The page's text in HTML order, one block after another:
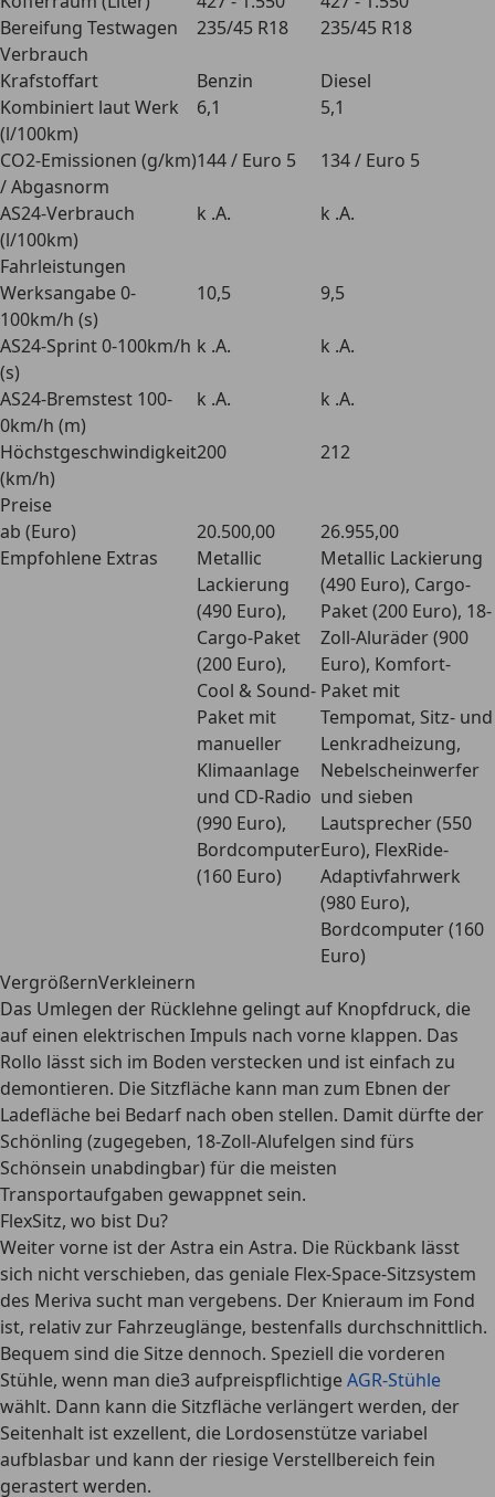
Bereifung Testwagen
235/45 R18
235/45 R18
Verbrauch
Krafstoffart
Benzin
Diesel
Kombiniert laut Werk
(l/100km)
6,1 5,1
CO2-Emissionen (g/km)
/ Abgasnorm
144 / Euro 5 134 / Euro 5
AS24-Verbrauch
(l/100km)
k .A. k .A.
Fahrleistungen
Werksangabe 0-
100km/h (s)
10,5 9,5
AS24-Sprint 0-100km/h
(s)
k .A. k .A.
AS24-Bremstest 100-
0km/h (m)
k .A. k .A.
Höchstgeschwindigkeit
(km/h)
200 212
Preise
ab (Euro)
20.500,00
26.955,00
Empfohlene Extras
Metallic
Lackierung
(490 Euro),
Cargo-Paket
(200 Euro),
Cool & Sound-
Paket mit
manueller
Klimaanlage
und CD-Radio
(990 Euro),
Bordcomputer
(160 Euro)
Metallic Lackierung
(490 Euro), Cargo-
Paket (200 Euro), 18-
Zoll-Aluräder (900
Euro), Komfort-
Paket mit
Tempomat, Sitz- und
Lenkradheizung,
Nebelscheinwerfer
und sieben
Lautsprecher (550
Euro), FlexRide-
Adaptivfahrwerk
(980 Euro),
Bordcomputer (160
Euro)
VergrößernVerkleinern
Das Umlegen der Rücklehne gelingt auf Knopfdruck, die
auf einen elektrischen Impuls nach vorne klappen. Das
Rollo lässt sich im Boden verstecken und ist einfach zu
demontieren. Die Sitzfläche kann man zum Ebnen der
Ladefläche bei Bedarf nach oben stellen. Damit dürfte der
Schönling (zugegeben, 18-Zoll-Alufelgen sind fürs
Schönsein unabdingbar) für die meisten
Transportaufgaben gewappnet sein.
FlexSitz, wo bist Du?
Weiter vorne ist der Astra ein Astra. Die Rückbank lässt
sich nicht verschieben, das geniale Flex-Space-Sitzsystem
des Meriva sucht man vergebens. Der Knieraum im Fond
ist, relativ zur Fahrzeuglänge, bestenfalls durchschnittlich.
Bequem sind die Sitze dennoch. Speziell die vorderen
Stühle, wenn man die3 aufpreispflichtigeAGR-Stühle
wählt. Dann kann die Sitzfläche verlängert werden, der
Seitenhalt ist exzellent, die Lordosenstütze variabel
aufblasbar und kann der riesige Verstellbereich fein
gerastert werden.